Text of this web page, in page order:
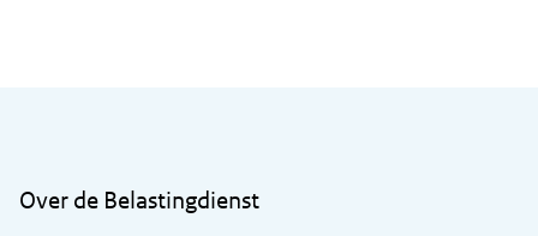
Over de Belastingdienst